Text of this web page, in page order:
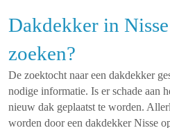
Dakdekker in
zoeken?
De zoektocht naar een dakdekker
nodige informatie. Is er schade aan
nieuw dak geplaatst te worden.
worden door een dakdekker Nisse